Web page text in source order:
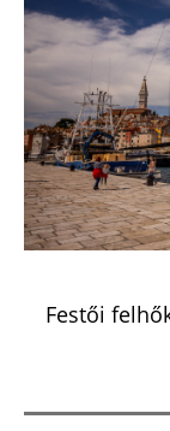
Festői